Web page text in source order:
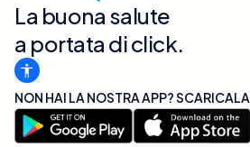
La buona salute
a portata di click.
NON HAI LA NOSTRA APP? SCARICALA